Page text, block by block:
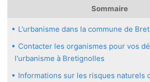
Sommaire
L'urbanisme dans la commune de
Contacter les organismes pour vos
l'urbanisme à Bretignolles
Informations sur les risques naturels